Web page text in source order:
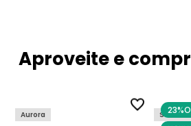
Aproveite e
Aurora 23%
Sensare